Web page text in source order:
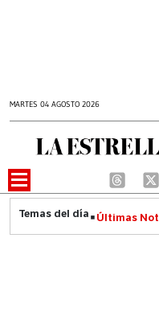
MARTES 04 AGOSTO 2026
Últimas